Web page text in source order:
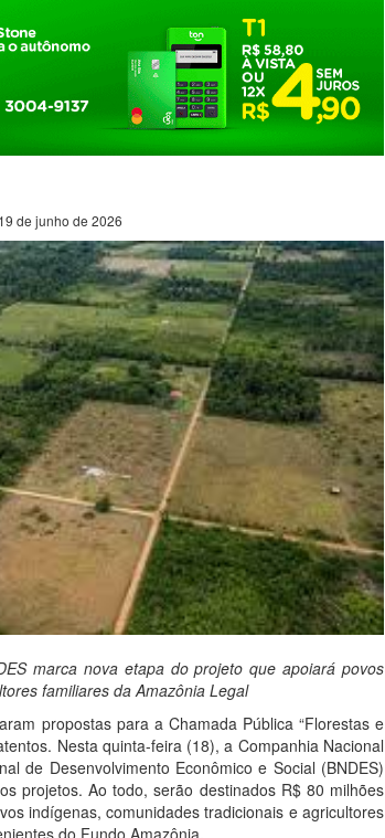
de junho de 2026
marca nova etapa do projeto que apoiará povos
familiares da Amazônia Legal
propostas para a Chamada Pública “Florestas e
Nesta quinta-feira (18), a Companhia Nacional
de Desenvolvimento Econômico e Social (BNDES)
projetos. Ao todo, serão destinados R$ 80 milhões
indígenas, comunidades tradicionais e agricultores